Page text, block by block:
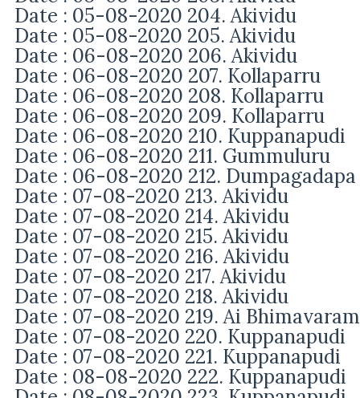
Date : 05-08-2020 204. Akividu
Date : 05-08-2020 205. Akividu
Date : 06-08-2020 206. Akividu
Date : 06-08-2020 207. Kollaparru
Date : 06-08-2020 208. Kollaparru
Date : 06-08-2020 209. Kollaparru
Date : 06-08-2020 210. Kuppanapudi
Date : 06-08-2020 211. Gummuluru
Date : 06-08-2020 212. Dumpagadapa
Date : 07-08-2020 213. Akividu
Date : 07-08-2020 214. Akividu
Date : 07-08-2020 215. Akividu
Date : 07-08-2020 216. Akividu
Date : 07-08-2020 217. Akividu
Date : 07-08-2020 218. Akividu
Date : 07-08-2020 219. Ai Bhimavaram
Date : 07-08-2020 220. Kuppanapudi
Date : 07-08-2020 221. Kuppanapudi
Date : 08-08-2020 222. Kuppanapudi